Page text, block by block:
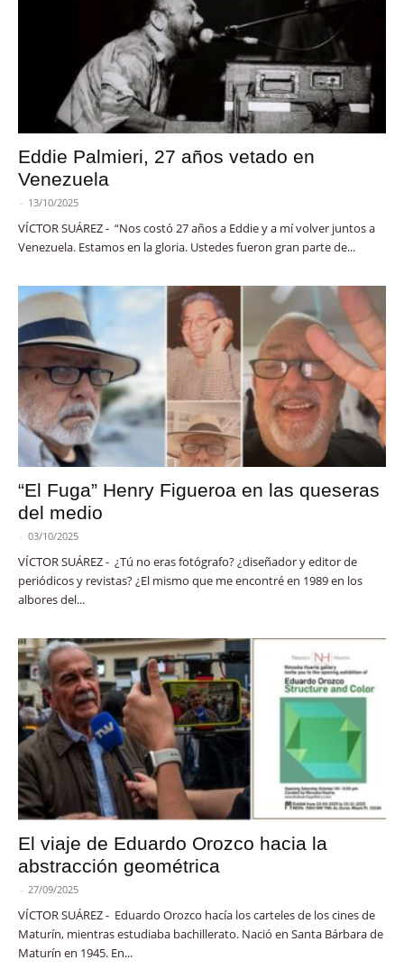
Eddie Palmieri, 27 años vetado en
Venezuela
- 13/10/2025
VÍCTOR SUÁREZ - “Nos costó 27 años a Eddie y a mí volver juntos a
Venezuela. Estamos en la gloria. Ustedes fueron gran parte de...
“El Fuga” Henry Figueroa en las queseras
del medio
- 03/10/2025
VÍCTOR SUÁREZ - ¿Tú no eras fotógrafo? ¿diseñador y editor de
periódicos y revistas? ¿El mismo que me encontré en 1989 en los
albores del...
El viaje de Eduardo Orozco hacia la
abstracción geométrica
- 27/09/2025
VÍCTOR SUÁREZ - Eduardo Orozco hacía los carteles de los cines de
Maturín, mientras estudiaba bachillerato. Nació en Santa Bárbara de
Maturín en 1945. En...